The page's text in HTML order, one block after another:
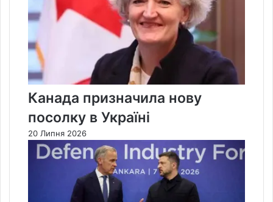
Канада призначила нову
посолку в Україні
20 Липня 2026